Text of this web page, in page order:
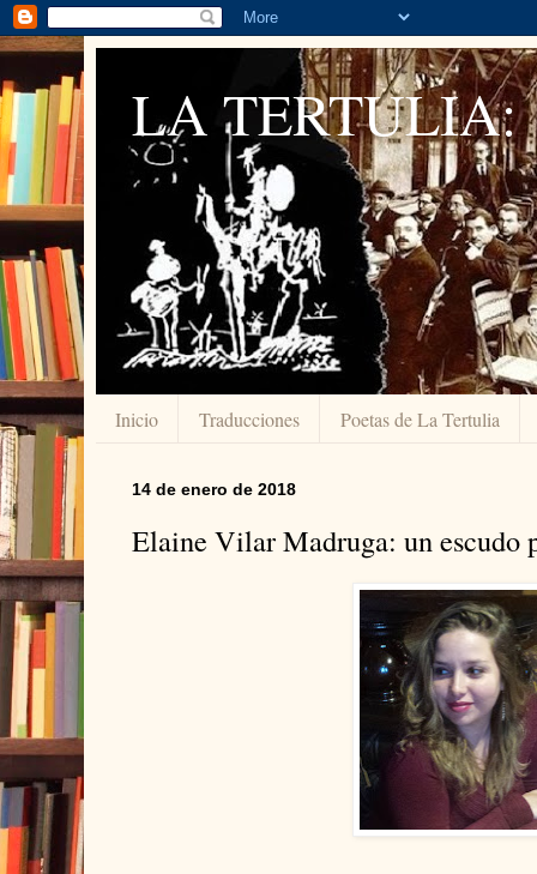
LA TERTULIA:
Inicio Traducciones Poetas de La Tertulia
14 de enero de 2018
Elaine Vilar Madruga: un escudo